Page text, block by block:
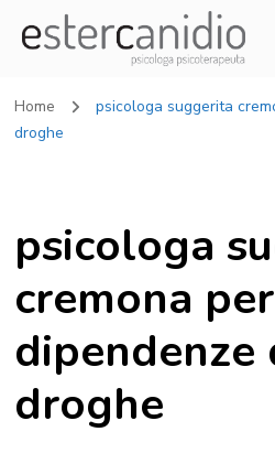
Home
psicologa suggerita
droghe
psicologa
cremona per
dipendenze
droghe